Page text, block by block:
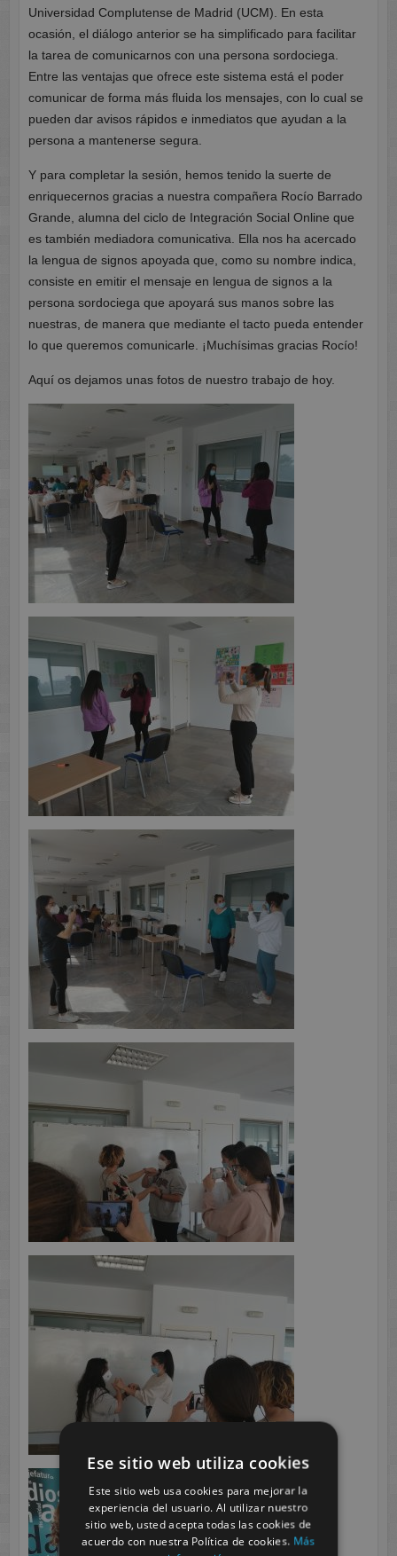
Universidad Complutense de Madrid (UCM). En esta
ocasión, el diálogo anterior se ha simplificado para facilitar
la tarea de comunicarnos con una persona sordociega.
Entre las ventajas que ofrece este sistema está el poder
comunicar de forma más fluida los mensajes, con lo cual se
pueden dar avisos rápidos e inmediatos que ayudan a la
persona a mantenerse segura.
Y para completar la sesión, hemos tenido la suerte de
enriquecernos gracias a nuestra compañera Rocío Barrado
Grande, alumna del ciclo de Integración Social Online que
es también mediadora comunicativa. Ella nos ha acercado
la lengua de signos apoyada que, como su nombre indica,
consiste en emitir el mensaje en lengua de signos a la
persona sordociega que apoyará sus manos sobre las
nuestras, de manera que mediante el tacto pueda entender
lo que queremos comunicarle. ¡Muchísimas gracias Rocío!
Aquí os dejamos unas fotos de nuestro trabajo de hoy.
Ese sitio web utiliza cookies
Este sitio web usa cookies para mejorar la
experiencia del usuario. Al utilizar nuestro
sitio web, usted acepta todas las cookies de
acuerdo con nuestra Política de cookies. Más